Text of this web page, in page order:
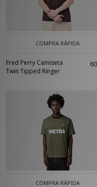
COMPRA RÁPIDA
Fred Perry Camiseta
Twin Tipped Ringer
COMPRA RÁPIDA